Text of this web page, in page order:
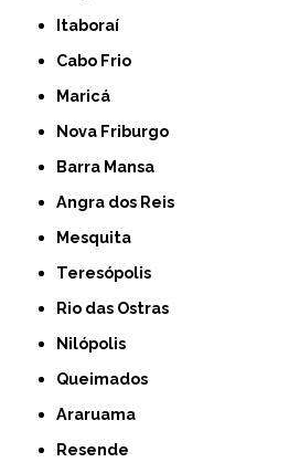
Itaboraí
Cabo Frio
Maricá
Nova Friburgo
Barra Mansa
Angra dos Reis
Mesquita
Teresópolis
Rio das Ostras
Nilópolis
Queimados
Araruama
Resende